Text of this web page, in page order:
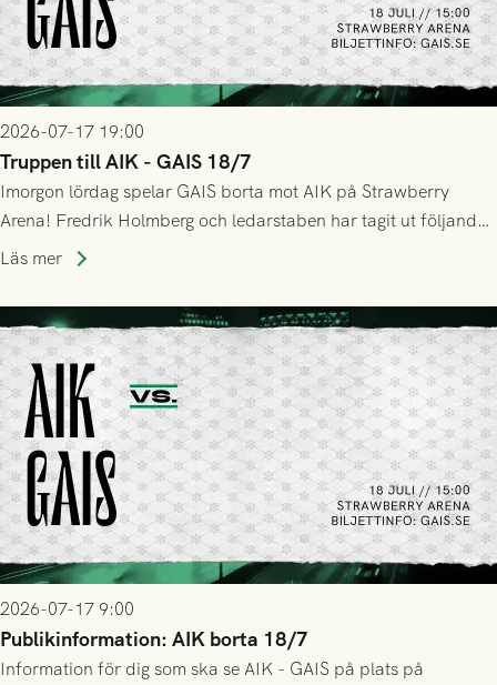
2026-07-17 19:00
Truppen till AIK - GAIS 18/7
Imorgon lördag spelar GAIS borta mot AIK på Strawberry
Arena! Fredrik Holmberg och ledarstaben har tagit ut följande
trupp till matchen:
Läs mer
2026-07-17 9:00
Publikinformation: AIK borta 18/7
Information för dig som ska se AIK - GAIS på plats på